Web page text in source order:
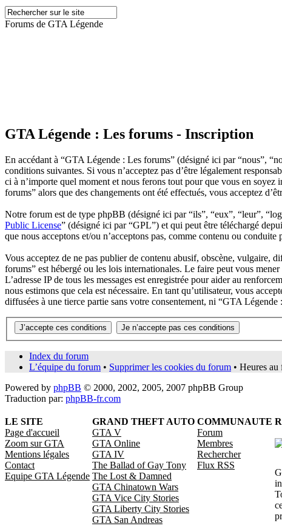
Forums de GTA Légende
GTA Légende : Les forums - Inscription
En accédant à “GTA Légende : Les forums” (désigné ici par “nous”,
conditions suivantes. Si vous n’acceptez pas d’être légalement
ci à n’importe quel moment et nous ferons tout pour que vous en
forums” alors que des changements ont été effectués, vous acceptez
Notre forum est de type phpBB (désigné ici par “ils”, “eux”, “leur”,
Public License” (désigné ici par “GPL”) et qui peut être téléchargé
que nous acceptons et/ou n’acceptons pas, comme contenu ou
Vous acceptez de ne pas publier de contenu abusif, obscène, vulgaire,
forums” est hébergé ou les lois internationales. Le faire peut vous
L’adresse IP de tous les messages est enregistrée pour aider au
nous estimons que cela est nécessaire. En tant qu’utilisateur, vous
diffusées à une tierce partie sans votre consentement, ni “GTA
Index du forum
L’équipe du forum • Supprimer les cookies du forum • Heures
Powered by phpBB © 2000, 2002, 2005, 2007 phpBB Group
Traduction par: phpBB-fr.com
LE SITE
Page d'accueil
Zoom sur GTA
Mentions légales
Contact
Equipe GTA Légende
GRAND THEFT AUTO
GTA V
GTA Online
GTA IV
The Ballad of Gay Tony
The Lost & Damned
GTA Chinatown Wars
GTA Vice City Stories
GTA Liberty City Stories
GTA San Andreas
COMMUNAUTE
Forum
Membres
Rechercher
Flux RSS